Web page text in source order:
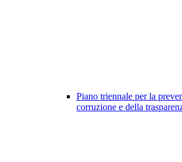
Piano triennale per la
corruzione e della